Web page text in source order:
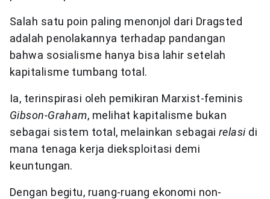
Salah satu poin paling menonjol dari Dragsted
adalah penolakannya terhadap pandangan
bahwa sosialisme hanya bisa lahir setelah
kapitalisme tumbang total.
Ia, terinspirasi oleh pemikiran Marxist-feminis
Gibson-Graham, melihat kapitalisme bukan
sebagai sistem total, melainkan sebagairelasidi
mana tenaga kerja dieksploitasi demi
keuntungan.
Dengan begitu, ruang-ruang ekonomi non-